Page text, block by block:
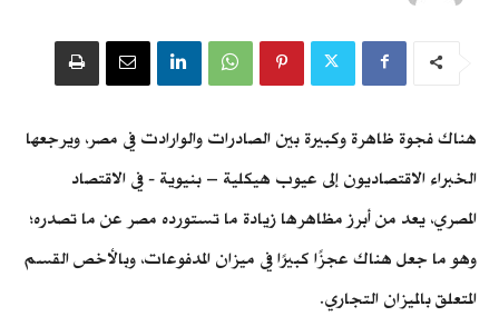
هناك فجوة ظاهرة وكبيرة بين الصادرات والوارادت في مصر، ويرجعها
الخبراء الاقتصاديون إلى عيوب هيكلية – بنيوية - في الاقتصاد
المصري، يعد من أبرز مظاهرها زيادة ما تستورده مصر عن ما تصدره؛
وهو ما جعل هناك عجزًا كبيرًا في ميزان المدفوعات، وبالأخص القسم
المتعلق بالميزان التجاري.